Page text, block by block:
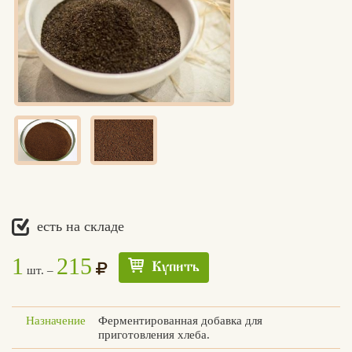
Едлин
есть на складе
1 шт. – 215 Купить
Назначение
Ферментированная добавка для
приготовления хлеба.